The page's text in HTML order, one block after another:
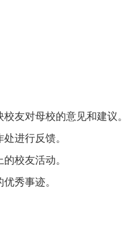
友对母校的意见和建议。
进行反馈。
校友活动。
秀事迹。